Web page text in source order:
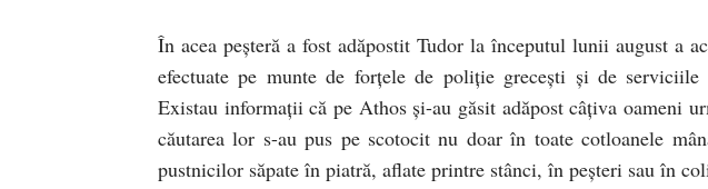
În acea peşteră a fost adăpostit Tudor la începutul lunii august a
efectuate pe munte de forţele de poliţie greceşti şi de
Existau informaţii că pe Athos şi-au găsit adăpost câţiva oameni
căutarea lor s-au pus pe scotocit nu doar în toate cotloanele
pustnicilor săpate în piatră, aflate printre stânci, în peşteri sau în